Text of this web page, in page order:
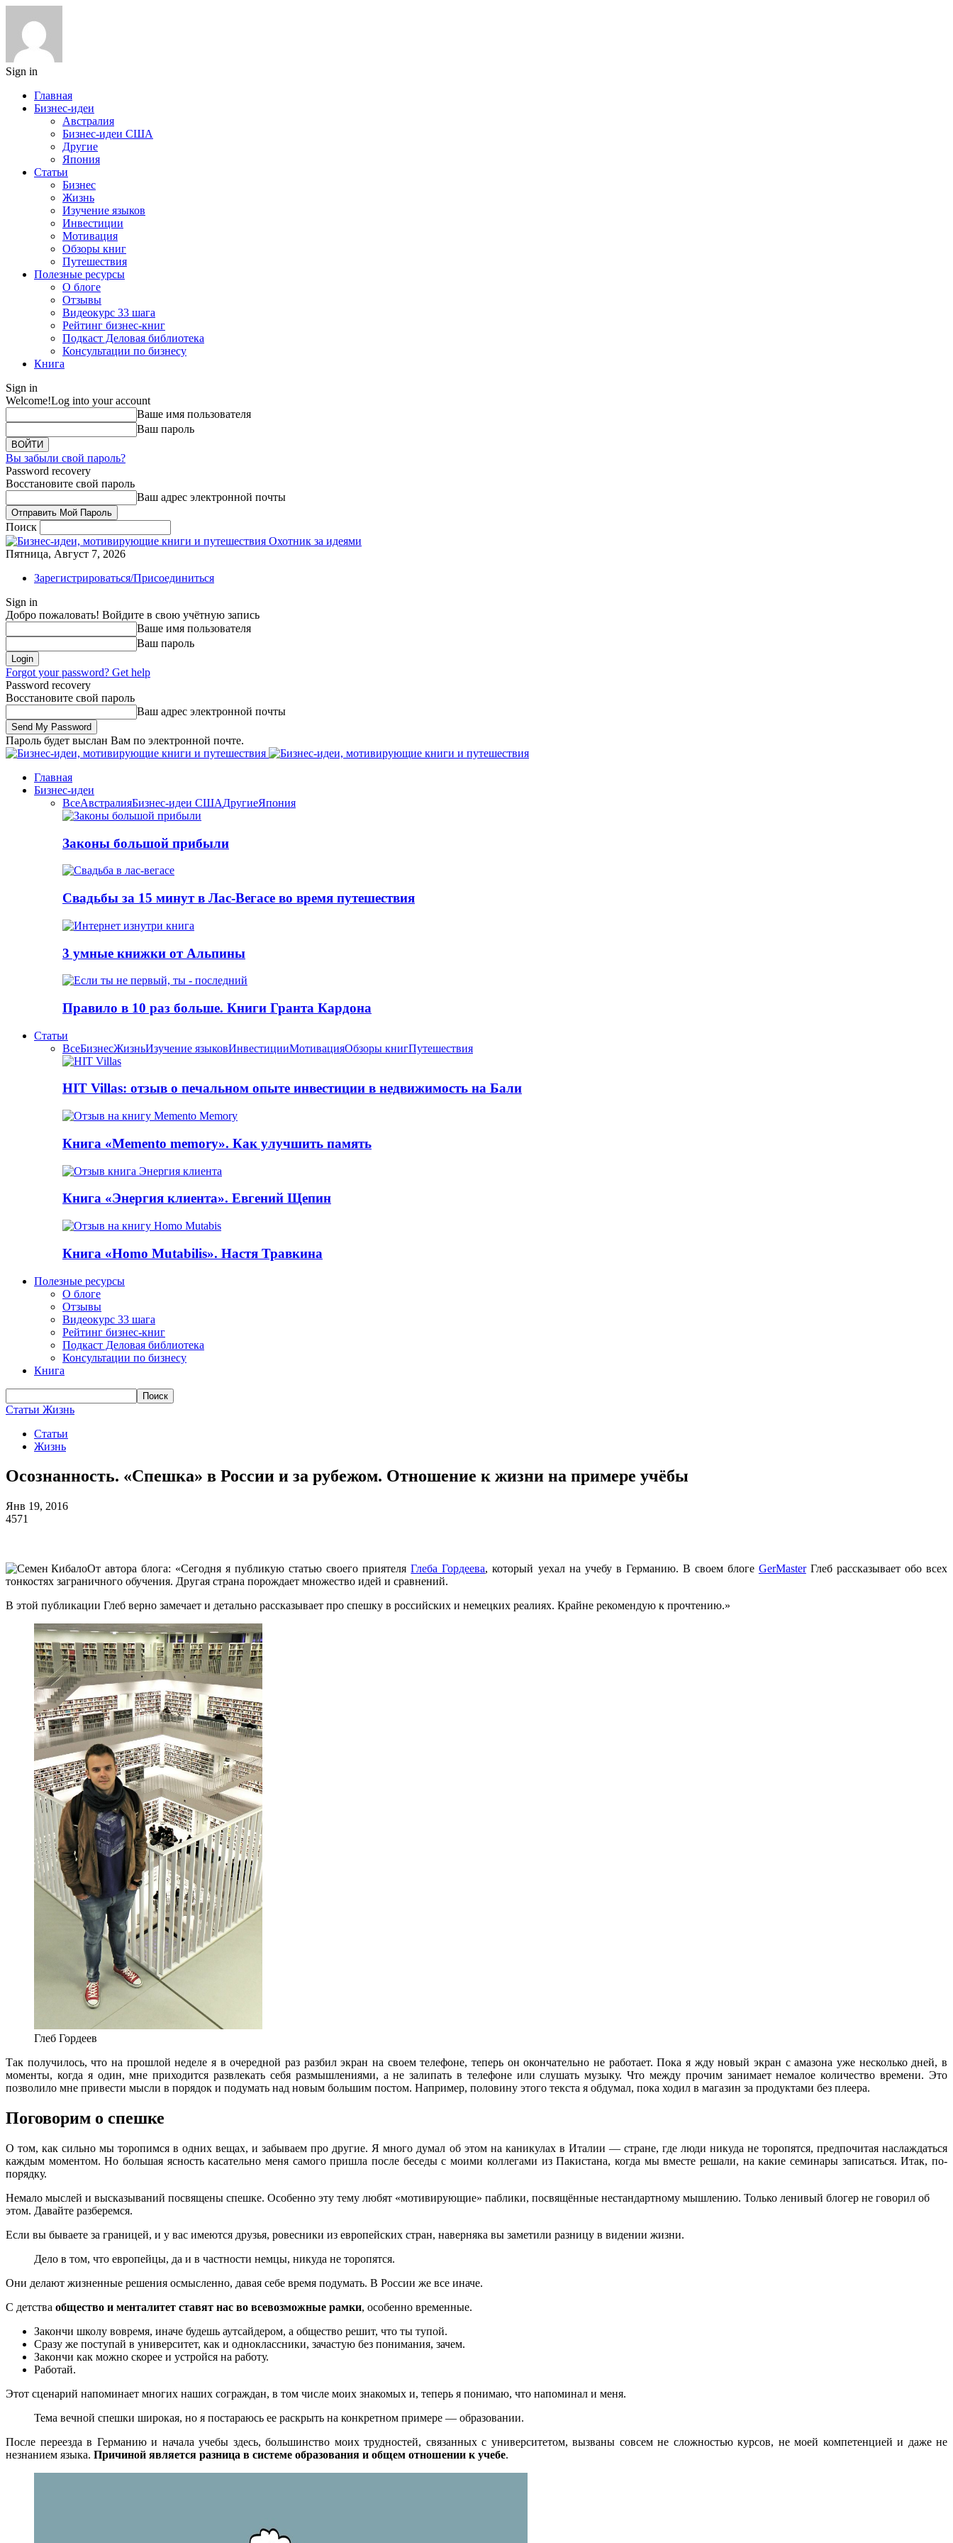
Sign in
Главная
Бизнес-идеи
Австралия
Бизнес-идеи США
Другие
Япония
Статьи
Бизнес
Жизнь
Изучение языков
Инвестиции
Мотивация
Обзоры книг
Путешествия
Полезные ресурсы
О блоге
Отзывы
Видеокурс 33 шага
Рейтинг бизнес-книг
Подкаст Деловая библиотека
Консультации по бизнесу
Книга
Sign in
Welcome!Log into your account
Ваше имя пользователя
Ваш пароль
Вы забыли свой пароль?
Password recovery
Восстановите свой пароль
Ваш адрес электронной почты
Поиск
Охотник за идеями
Пятница, Август 7, 2026
Зарегистрироваться/Присоединиться
Sign in
Добро пожаловать! Войдите в свою учётную запись
Ваше имя пользователя
Ваш пароль
Forgot your password? Get help
Password recovery
Восстановите свой пароль
Ваш адрес электронной почты
Пароль будет выслан Вам по электронной почте.
Главная
Бизнес-идеи
ВсеАвстралияБизнес-идеи СШАДругиеЯпония
Законы большой прибыли
Свадьбы за 15 минут в Лас-Вегасе во время путешествия
3 умные книжки от Альпины
Правило в 10 раз больше. Книги Грантa Кардона
Статьи
ВсеБизнесЖизньИзучение языковИнвестицииМотивацияОбзоры книгПутешествия
HIT Villas: отзыв о печальном опыте инвестиции в недвижимость на Бали
Книга «Memento memory». Как улучшить память
Книга «Энергия клиента». Евгений Щепин
Книга «Homo Mutabilis». Настя Травкина
Полезные ресурсы
О блоге
Отзывы
Видеокурс 33 шага
Рейтинг бизнес-книг
Подкаст Деловая библиотека
Консультации по бизнесу
Книга
Статьи Жизнь
Статьи
Жизнь
Осознанность. «Спешка» в России и за рубежом. Отношение к жизни на примере учёбы
Янв 19, 2016
4571
От автора блога: «Сегодня я публикую статью своего приятеляГлеба Гордеева, который уехал на учебу в Германию. В своем блоге GerMasterГлеб рассказывает обо всех
тонкостях заграничного обучения. Другая страна порождает множество идей и сравнений.
В этой публикации Глеб верно замечает и детально рассказывает про спешку в российских и немецких реалиях. Крайне рекомендую к прочтению.»
Глеб Гордеев
Так получилось, что на прошлой неделе я в очередной раз разбил экран на своем телефоне, теперь он окончательно не работает. Пока я жду новый экран с амазона уже несколько дней, в
моменты, когда я один, мне приходится развлекать себя размышлениями, а не залипать в телефоне или слушать музыку. Что между прочим занимает немалое количество времени. Это
позволило мне привести мысли в порядок и подумать над новым большим постом. Например, половину этого текста я обдумал, пока ходил в магазин за продуктами без плеера.
Поговорим о спешке
О том, как сильно мы торопимся в одних вещах, и забываем про другие. Я много думал об этом на каникулах в Италии — стране, где люди никуда не торопятся, предпочитая наслаждаться
каждым моментом. Но большая ясность касательно меня самого пришла после беседы с моими коллегами из Пакистана, когда мы вместе решали, на какие семинары записаться. Итак, по-
порядку.
Немало мыслей и высказываний посвящены спешке. Особенно эту тему любят «мотивирующие» паблики, посвящённые нестандартному мышлению. Только ленивый блогер не говорил об
этом. Давайте разберемся.
Если вы бываете за границей, и у вас имеются друзья, ровесники из европейских стран, наверняка вы заметили разницу в видении жизни.
Дело в том, что европейцы, да и в частности немцы, никуда не торопятся.
Они делают жизненные решения осмысленно, давая себе время подумать. В России же все иначе.
С детства общество и менталитет ставят нас во всевозможные рамки, особенно временные.
Закончи школу вовремя, иначе будешь аутсайдером, а общество решит, что ты тупой.
Сразу же поступай в университет, как и одноклассники, зачастую без понимания, зачем.
Закончи как можно скорее и устройся на работу.
Работай.
Этот сценарий напоминает многих наших сограждан, в том числе моих знакомых и, теперь я понимаю, что напоминал и меня.
Тема вечной спешки широкая, но я постараюсь ее раскрыть на конкретном примере — образовании.
После переезда в Германию и начала учебы здесь, большинство моих трудностей, связанных с университетом, вызваны совсем не сложностью курсов, не моей компетенцией и даже не
незнанием языка. Причиной является разница в системе образования и общем отношении к учебе.